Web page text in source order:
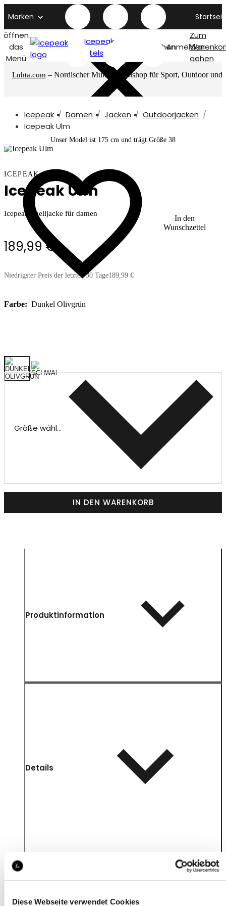
Diese Webseite verwendet Cookies
Marken
öffnen
das
Menü
Icepeak
titelseite
SuchenAnmelden
Zum
gehen
Luhta.com – Nordischer Multimarkenshop für Sport, Outdoor und
Icepeak Damen Jacken
Outdoorjacken
Icepeak Ulm
In den
Wunschzettel
Unser Model ist 175 cm und trägt Größe 38
ICEPEAK
Icepeak Ulm
Icepeak Shelljacke für damen
189,99 €
Niedrigster Preis der letzten 30 Tage189,99 €
Farbe: Dunkel Olivgrün
Größe wählen
IN DEN WARENKORB
Produktinformation
Details